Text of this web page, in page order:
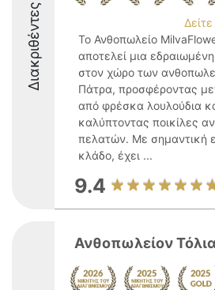
Διακριθέντες
Το Ανθοπωλείο
αποτελεί μια εδραιωμένη
στον χώρο των
Πάτρα, προσφέροντας
από φρέσκα λουλούδια
καλύπτοντας ποικίλες
πελατών. Με σημαντική
κλάδο, έχει ...
9.4
Ανθοπωλείον